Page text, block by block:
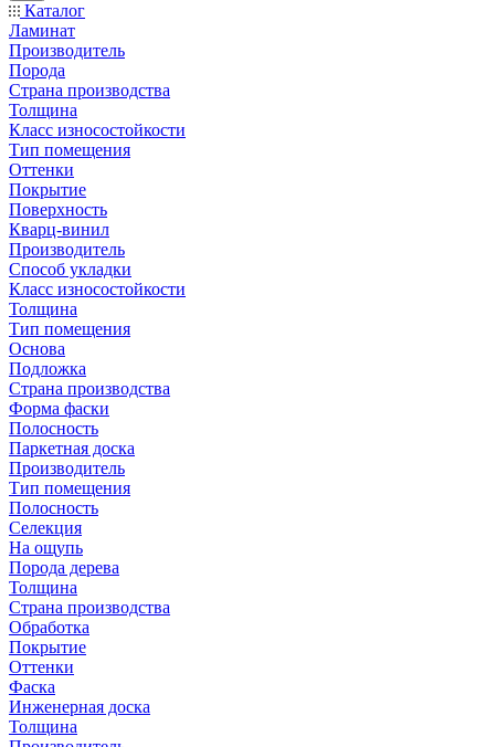
Каталог
Ламинат
Производитель
Порода
Страна производства
Толщина
Класс износостойкости
Тип помещения
Оттенки
Покрытие
Поверхность
Кварц-винил
Производитель
Способ укладки
Класс износостойкости
Толщина
Тип помещения
Основа
Подложка
Страна производства
Форма фаски
Полосность
Паркетная доска
Производитель
Тип помещения
Полосность
Селекция
На ощупь
Порода дерева
Толщина
Страна производства
Обработка
Покрытие
Оттенки
Фаска
Инженерная доска
Толщина